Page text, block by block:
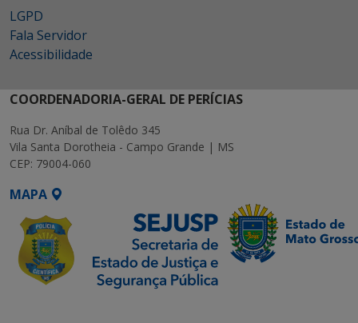
LGPD
Fala Servidor
Acessibilidade
COORDENADORIA-GERAL DE PERÍCIAS
Rua Dr. Aníbal de Tolêdo 345
Vila Santa Dorotheia - Campo Grande | MS
CEP: 79004-060
MAPA